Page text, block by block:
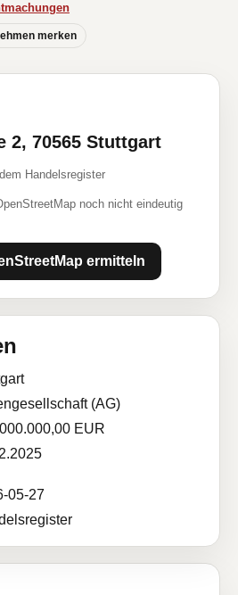
merken
2, 70565 Stuttgart
Handelsregister
noch nicht eindeutig
ermitteln
(AG)
EUR
05-27